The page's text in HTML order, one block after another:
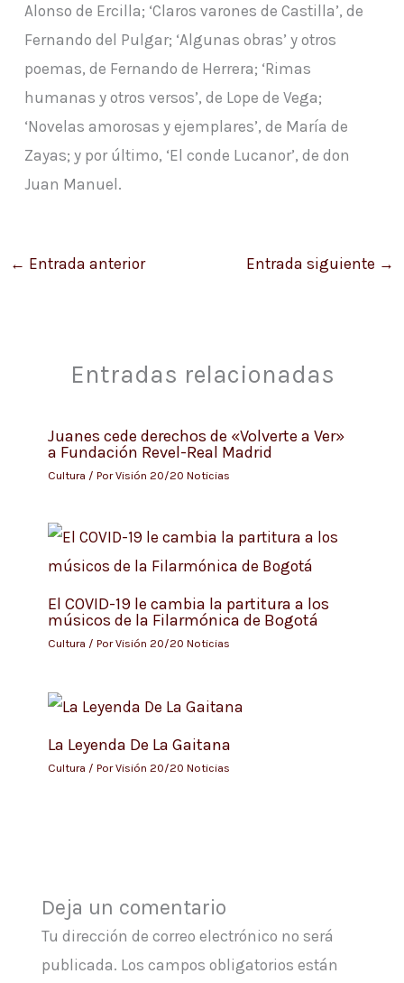
Alonso de Ercilla; ‘Claros varones de Castilla’, de
Fernando del Pulgar; ‘Algunas obras’ y otros
poemas, de Fernando de Herrera; ‘Rimas
humanas y otros versos’, de Lope de Vega;
‘Novelas amorosas y ejemplares’, de María de
Zayas; y por último, ‘El conde Lucanor’, de don
Juan Manuel.
← Entrada anterior Entrada siguiente →
Entradas relacionadas
Juanes cede derechos de «Volverte a Ver»
a Fundación Revel-Real Madrid
Cultura / PorVisión 20/20 Noticias
El COVID-19 le cambia la partitura a los
músicos de la Filarmónica de Bogotá
Cultura / PorVisión 20/20 Noticias
La Leyenda De La Gaitana
Cultura / PorVisión 20/20 Noticias
Deja un comentario
Tu dirección de correo electrónico no será
publicada. Los campos obligatorios están